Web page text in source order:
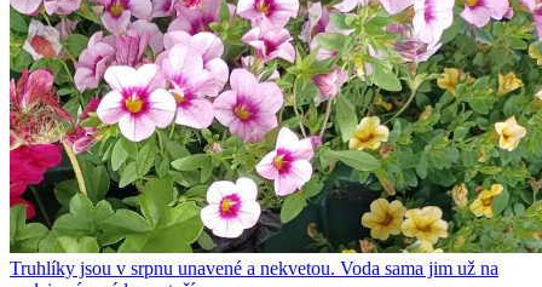
Truhlíky jsou v srpnu unavené a nekvetou. Voda sama jim už na